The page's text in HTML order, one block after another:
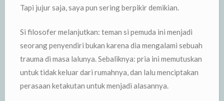
Tapi jujur saja, saya pun sering berpikir demikian.
Si filosofer melanjutkan: teman si pemuda ini menjadi
seorang penyendiri bukan karena dia mengalami sebuah
trauma di masa lalunya. Sebaliknya: pria ini memutuskan
untuk tidak keluar dari rumahnya, dan lalu menciptakan
perasaan ketakutan untuk menjadi alasannya.